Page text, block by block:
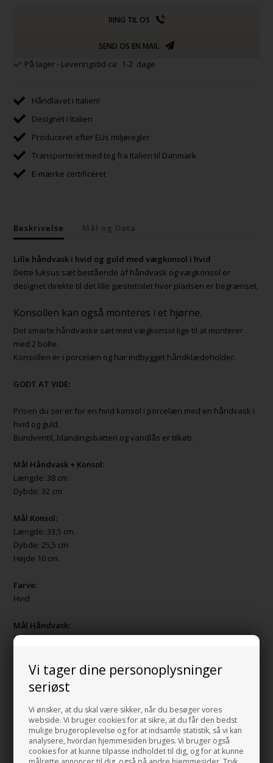
Vi tager dine personoplysninger
seriøst
Vi ønsker, at du skal være sikker, når du besøger vores
webside. Vi bruger cookies for at sikre, at du får den bedst
mulige brugeroplevelse og for at indsamle statistik, så vi kan
analysere, hvordan hjemmesiden bruges. Vi bruger også
cookies for at kunne tilpasse indholdet til dig, og for at kunne
RING TIL OS
SEND OS EN MAIL
På lager - Leveringstid ca: 1-2 dage
Håndlavet i Italien!
Designet i Italien
Produceret efter EUs miljøregler
Transporteret med tog fra Italien til Danmark
E-mærke certificeret
Beskrivelse Mål og Data
Lille håndvask i hvid og guld med vægkonsol i hvid
Dette luksus sæt bestående af håndvask og vægkonsol er
designet direkte til det lille gæstetoilet hvor pladsen er begrænset.
Konsollen kan også monteres i et hjørne.
Det smarte håndvaske sæt med vægkonsol lige til at monterer
med 2 bolte.
Konsollen er i porcelæn og har indbygget håndklædeholder.
GODT AT VIDE:
Prisen du ser er for en hvid konsol i porcelæn med en håndvask i
hvid og guld.
Bundventil, blandingsbatteri og vandlås er tilkøb.
Mål Håndvask + Konsol:
Længde: 38 cm.
Dybde: 32 cm
Mål Konsol:
Længde: 33,5 cm.
Dybde: 25,5 cm
Højde 10 cm.
Farve:
Hvid
Mål Håndvask:
Diameter: 29 cm.
Guld/Hvid
Materiale:
Porcelæn
BEMÆRK:Husk at vælge om du ønsker konsollen med eller uden